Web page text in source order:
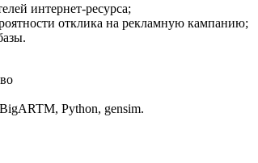
интернет-ресурса;
отклика на рекламную кампанию;
Python, gensim.